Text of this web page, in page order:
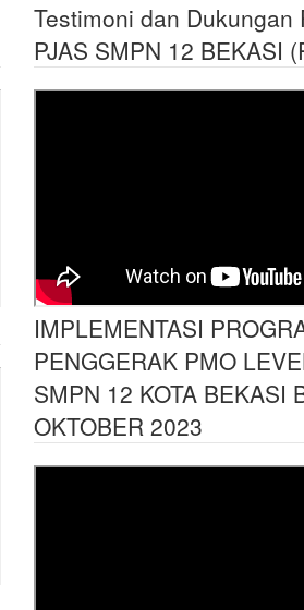
Testimoni dan Dukungan
PJAS SMPN 12 BEKASI
IMPLEMENTASI
PENGGERAK PMO
SMPN 12 KOTA BEKASI
OKTOBER 2023